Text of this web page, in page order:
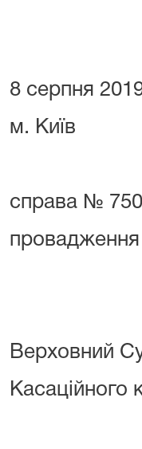
8 серпня
м. Київ
справа №
Верховний
Касаційного